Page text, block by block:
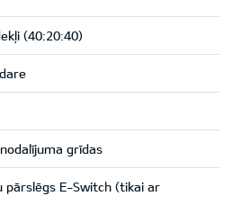
(40:20:40)
grīdas
pārslēgs E-Switch (tikai ar